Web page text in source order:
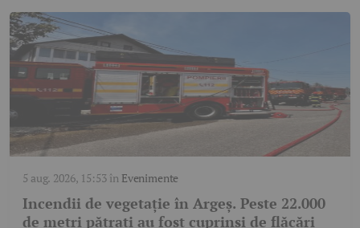
5 aug. 2026, 15:53în Evenimente
Incendii de vegetație în Argeș. Peste 22.000
de metri pătrați au fost cuprinși de flăcări